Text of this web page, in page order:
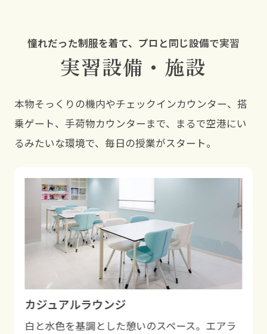
実習設備・施設
本物そっくりの機内やチェックインカウンター、搭
乗ゲート、手荷物カウンターまで、まるで空港にい
るみたいな環境で、毎日の授業がスタート。
カジュアルラウンジ
白と水色を基調とした憩いのスペース。エアラ